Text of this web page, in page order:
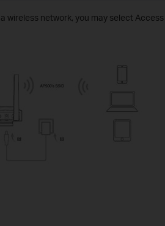
wireless network, you may select